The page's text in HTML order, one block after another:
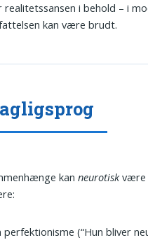
realitetssansen i behold – i
kan være brudt.
kanneurotiskvære
perfektionisme (“Hun bliver